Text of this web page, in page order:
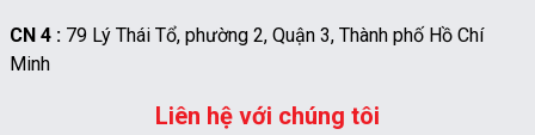
CN 4 : 79 Lý Thái Tổ, phường 2, Quận 3, Thành phố Hồ Chí
Minh
Liên hệ với chúng tôi